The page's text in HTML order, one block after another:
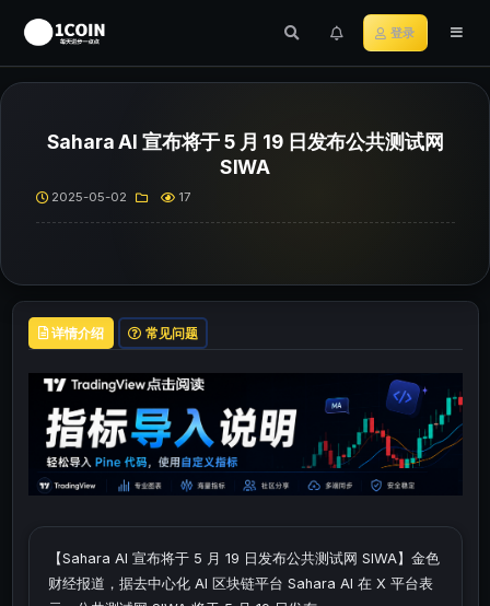
登录
Sahara AI 宣布将于 5 月 19 日发布公共测试网
SIWA
2025-05-02 17
详情介绍 常见问题
【Sahara AI 宣布将于 5 月 19 日发布公共测试网 SIWA】金色
财经报道，据去中心化 AI 区块链平台 Sahara AI 在 X 平台表